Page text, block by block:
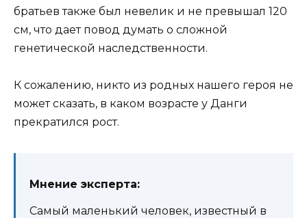
братьев также был невелик и не превышал 120
см, что дает повод думать о сложной
генетической наследственности.
К сожалению, никто из родных нашего героя не
может сказать, в каком возрасте у Данги
прекратился рост.
Мнение эксперта:
Самый маленький человек, известный в